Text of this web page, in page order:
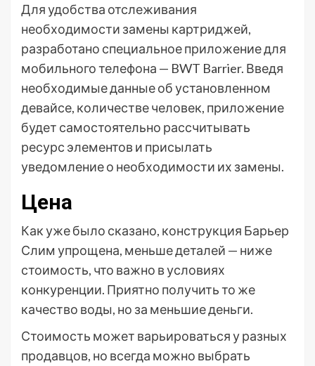
Для удобства отслеживания
необходимости замены картриджей,
разработано специальное приложение для
мобильного телефона — BWT Barrier. Введя
необходимые данные об установленном
девайсе, количестве человек, приложение
будет самостоятельно рассчитывать
ресурс элементов и присылать
уведомление о необходимости их замены.
Цена
Как уже было сказано, конструкция Барьер
Слим упрощена, меньше деталей — ниже
стоимость, что важно в условиях
конкуренции. Приятно получить то же
качество воды, но за меньшие деньги.
Стоимость может варьироваться у разных
продавцов, но всегда можно выбрать